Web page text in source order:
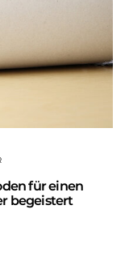
für einen
begeistert